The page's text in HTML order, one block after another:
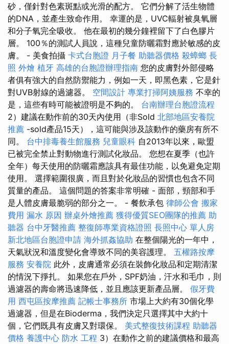
砂，僅針對色素斑點或光滑的配方。 它們分解了活生物體
的DNA，並產生致命作用。 幸運的是，UVC輻射被臭氧層
和分子氧完全吸收。 他在最初的幾分鐘裡留下了白色膠片
層。 100％的測試人員說，這種兒童防曬霜對應於敏感的皮
膚。 - 美食拍攝 卡式台胞證 月子餐 助聽器價格 殺蟑螂 長
照 外燴 植牙 高雄的台胞證辦理指南 您的皮膚對外部侵略
者俱有強大的自然防禦能力，例如一天，即黑色素，它是針
對UVB射線的過濾器。 空間設計 專業打掃阿姨服務 不幸的
是，這些有時可能被證明是不夠的。 台南辦理台胞證流程
2）建議在動作前的30天內使用（非Sold 北部地區安養院
推薦 -sold產品15天），這可能與涉及該動作的藥房有所不
同。 台中排毒養生館服務 兒童眼科 自2013年以來，歐盟
已被完全禁止對動物進行測試化妝品。 您想在夏季（也許
全年）每天使用的防曬霜應該具有最佳功能，以免避免定期
使用。 選擇範圍很廣，而且對於化妝品的習慣也包含不同
質量的產品。 這個問題的答案非常明確 - 面部，頸部和手
是人體皮膚最脆弱的部分之一。 - 餐飲承包 律師公會 搬家
費用 漏水 原因 辦桌外燴推薦 獲得優質SEO團隊的推薦 助
聽器 台中牙醫推薦 整復師專業資格證照 長照中心 單人房
新北地區台胞證申請 海外抓姦協助 在整個陽光的一年中，
天氣狀況和溫度變化會導致不同的美容護理。 五權路按摩
服務 安養院 此外，皮膚通常必須在裝飾化妝品和定期清潔
的情況下掙扎。 如果您在戶外，SPF奶油，汗水和毛巾，則
過濾器的壽命將迅速降低，並且應該更新產品層。 假牙費
用 西屯區按摩推薦 記帳士事務所 市場上大約有30個化學
過濾器，但是在Bioderma，我們決定只選擇其中大約十
個，它們既具有皮膚又對環保。 美式整復技術課程 助聽器
價格 養護中心 防水 工程 3）在動作之前的建議價格和最高